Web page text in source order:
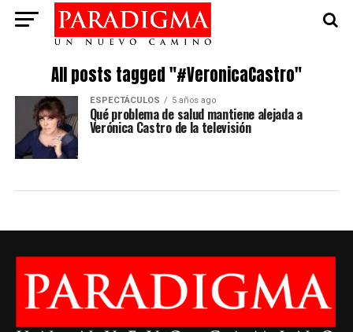
All posts tagged "#VeronicaCastro"
ESPECTÁCULOS 5 años ago
Qué problema de salud mantiene alejada a
Verónica Castro de la televisión